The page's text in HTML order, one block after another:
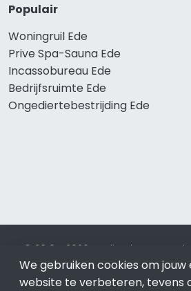
Populair
Woningruil Ede
Prive Spa-Sauna Ede
Incassobureau Ede
Bedrijfsruimte Ede
Ongediertebestrijding Ede
© 2019 - 2026 Realisatie en SEO
Internet. Betaal alleen voor
optimalisatie No Cure No Pay.Ede
We gebruiken cookies om
website te verbeteren, tevens